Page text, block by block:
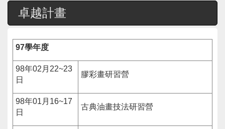
卓越計畫
97學年度
98年02月22~23
日
膠彩畫研習營
98年01月16~17
日
古典油畫技法研習營